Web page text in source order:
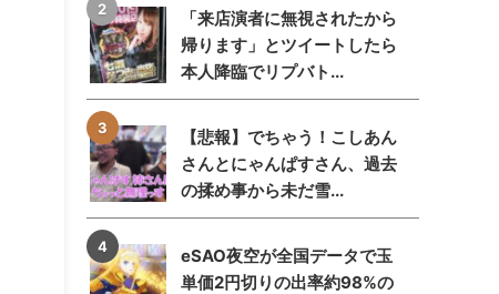
「来店演者に無視されたから
帰ります」とツイートしたら
本人降臨でリプバト...
【悲報】でちゃう！こしあん
さんとにゃんぱすさん、過去
の揉め事から未だ雪...
eSAO夜空が全国データで玉
単価2円切りの出率約98%の